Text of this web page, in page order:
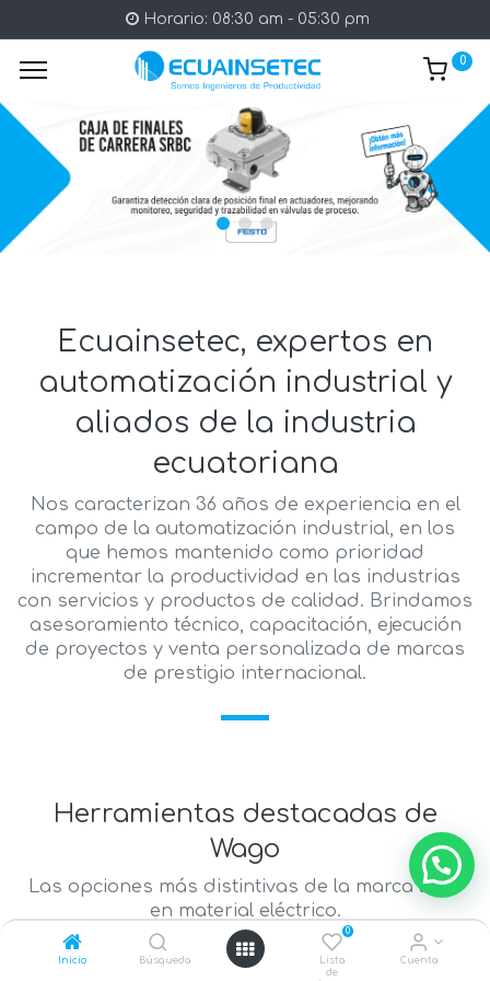
Inicio Búsqueda
0
Lista
de
Cuenta
Horario: 08:30 am - 05:30 pm
0
Ecuainsetec, expertos en
automatización industrial y
aliados de la industria
ecuatoriana
Nos caracterizan 36 años de experiencia en el
campo de la automatización industrial, en los
que hemos mantenido como prioridad
incrementar la productividad en las industrias
con servicios y productos de calidad. Brindamos
asesoramiento técnico, capacitación, ejecución
de proyectos y venta personalizada de marcas
de prestigio internacional.
Herramientas destacadas de
Wago
Las opciones más distintivas de la marca líder
en material eléctrico.